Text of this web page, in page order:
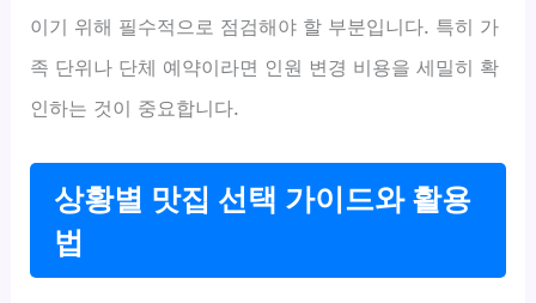
이기 위해 필수적으로 점검해야 할 부분입니다. 특히 가
족 단위나 단체 예약이라면 인원 변경 비용을 세밀히 확
인하는 것이 중요합니다.
상황별 맛집 선택 가이드와 활용
법